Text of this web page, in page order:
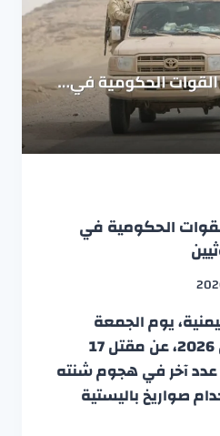
من القوات الحكومية في
يوم الجمعة
الموافق 7 أغسطس 2026، عن مقتل 17
عدد آخر في هجوم شنته
صواريخ باليستية